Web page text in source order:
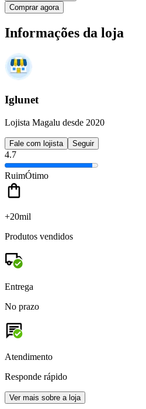
Comprar agora
Informações da loja
Iglunet
Lojista Magalu desde 2020
Fale com lojista Seguir
4.7
RuimÓtimo
+20mil
Produtos vendidos
Entrega
No prazo
Atendimento
Responde rápido
Ver mais sobre a loja